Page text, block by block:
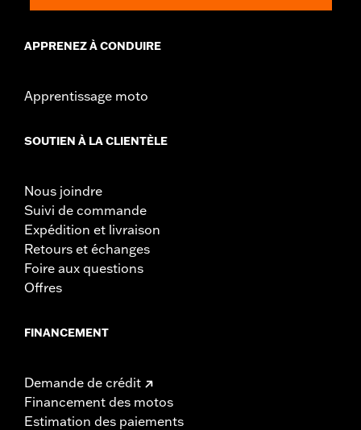
APPRENEZ À CONDUIRE
Apprentissage moto
SOUTIEN À LA CLIENTÈLE
Nous joindre
Suivi de commande
Expédition et livraison
Retours et échanges
Foire aux questions
Offres
FINANCEMENT
Demande de crédit
Financement des motos
Estimation des paiements